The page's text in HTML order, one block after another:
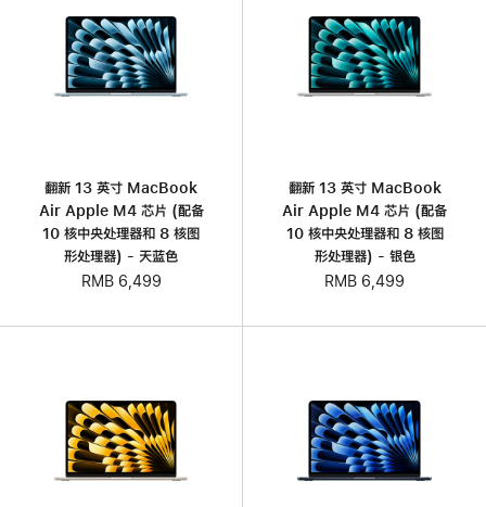
翻新 13 英寸 MacBook
Air Apple M4 芯片 (配备
10 核中央处理器和 8 核图
形处理器) - 天蓝色
RMB 6,499
翻新 13 英寸 MacBook
Air Apple M4 芯片 (配备
10 核中央处理器和 8 核图
形处理器) - 银色
RMB 6,499